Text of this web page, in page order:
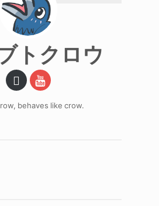
トクロウ
behaves like crow.